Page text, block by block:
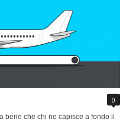
0
bene che chi ne capisce a fondo il